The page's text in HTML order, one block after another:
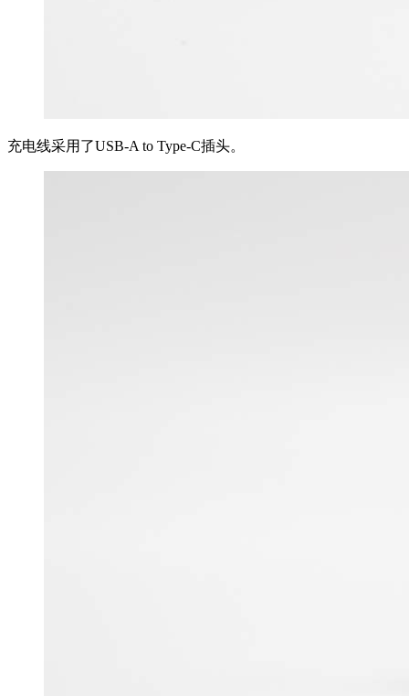
充电线采用了USB-A to Type-C插头。